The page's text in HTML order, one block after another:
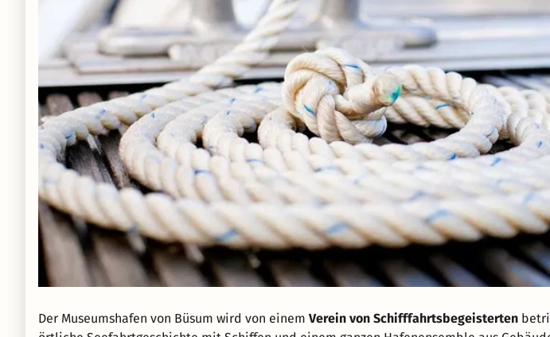
Der Museumshafen von Büsum wird von einem Verein von Schifffahrtsbegeisterten